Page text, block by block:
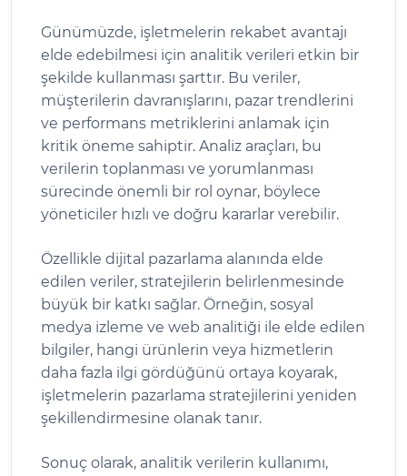
Günümüzde, işletmelerin rekabet avantajı
elde edebilmesi için analitik verileri etkin bir
şekilde kullanması şarttır. Bu veriler,
müşterilerin davranışlarını, pazar trendlerini
ve performans metriklerini anlamak için
kritik öneme sahiptir. Analiz araçları, bu
verilerin toplanması ve yorumlanması
sürecinde önemli bir rol oynar, böylece
yöneticiler hızlı ve doğru kararlar verebilir.
Özellikle dijital pazarlama alanında elde
edilen veriler, stratejilerin belirlenmesinde
büyük bir katkı sağlar. Örneğin, sosyal
medya izleme ve web analitiği ile elde edilen
bilgiler, hangi ürünlerin veya hizmetlerin
daha fazla ilgi gördüğünü ortaya koyarak,
işletmelerin pazarlama stratejilerini yeniden
şekillendirmesine olanak tanır.
Sonuç olarak, analitik verilerin kullanımı,